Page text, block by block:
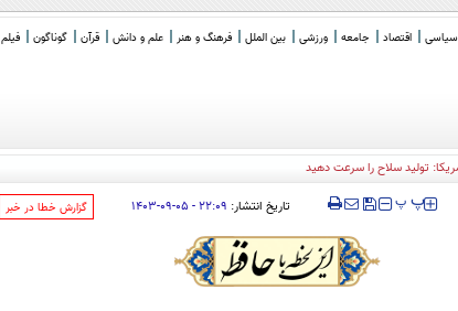
سیاسی اقتصاد جامعه ورزشی بین الملل فرهنگ و هنر علم و دانش قرآن گوناگون فیلم
‍‍‍ پ پ تاریخ انتشار: ۲۲:۰۹ - ۰۵-۰۹-۱۴۰۳ ‌گزارش خطا در خبر